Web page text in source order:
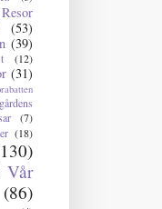
Resor
(53)
(39)
(12)
(31)
(7)
(18)
Vår
(86)